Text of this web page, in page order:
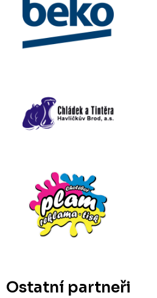
Ostatní partneři